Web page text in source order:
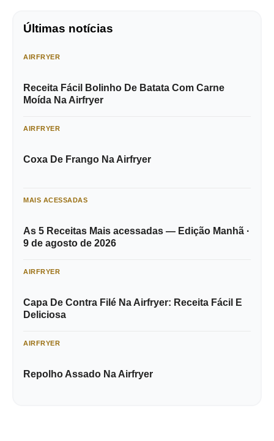
Últimas notícias
AIRFRYER
Receita Fácil Bolinho De Batata Com Carne
Moída Na Airfryer
AIRFRYER
Coxa De Frango Na Airfryer
MAIS ACESSADAS
As 5 Receitas Mais acessadas — Edição Manhã ·
9 de agosto de 2026
AIRFRYER
Capa De Contra Filé Na Airfryer: Receita Fácil E
Deliciosa
AIRFRYER
Repolho Assado Na Airfryer